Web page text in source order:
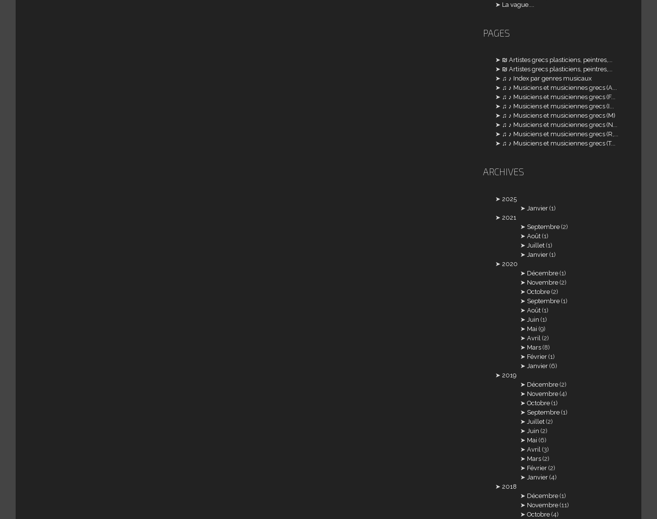
La vague....
PAGES
₪ Artistes grecs plasticiens, peintres,...
₪ Artistes grecs plasticiens, peintres,...
♫ ♪ Index par genres musicaux
♫ ♪ Musiciens et musiciennes grecs (A...
♫ ♪ Musiciens et musiciennes grecs (F...
♫ ♪ Musiciens et musiciennes grecs (I...
♫ ♪ Musiciens et musiciennes grecs (M)
♫ ♪ Musiciens et musiciennes grecs (N...
♫ ♪ Musiciens et musiciennes grecs (R,...
♫ ♪ Musiciens et musiciennes grecs (T...
ARCHIVES
2025
Janvier (1)
2021
Septembre (2)
Août (1)
Juillet (1)
Janvier (1)
2020
Décembre (1)
Novembre (2)
Octobre (2)
Septembre (1)
Août (1)
Juin (1)
Mai (9)
Avril (2)
Mars (8)
Février (1)
Janvier (6)
2019
Décembre (2)
Novembre (4)
Octobre (1)
Septembre (1)
Juillet (2)
Juin (2)
Mai (6)
Avril (3)
Mars (2)
Février (2)
Janvier (4)
2018
Décembre (1)
Novembre (11)
Octobre (4)